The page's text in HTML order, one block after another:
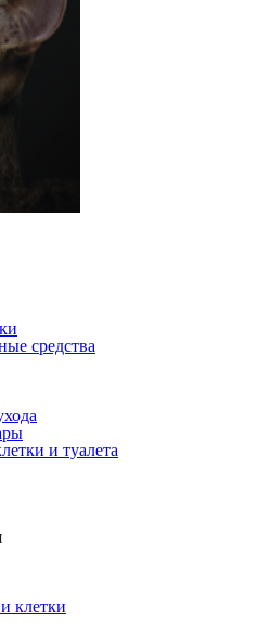
средства
и туалета
клетки